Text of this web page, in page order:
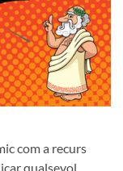
com a recurs
qualsevol